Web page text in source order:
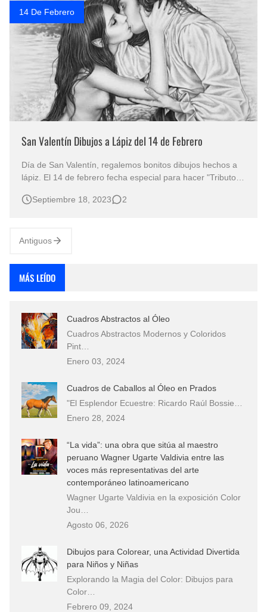
14 De Febrero
San Valentín Dibujos a Lápiz del 14 de Febrero
Día de San Valentín, regalemos bonitos dibujos hechos a
lápiz. El 14 de febrero fecha especial para hacer "Tributo al
las frases tiernas son algunas de las formas de demostrar
Septiembre 18, 2023 2
Antiguos
MÁS LEÍDO
Cuadros Abstractos al Óleo
Cuadros Abstractos Modernos y Coloridos
Pint…
Enero 03, 2024
Cuadros de Caballos al Óleo en Prados
"El Esplendor Ecuestre: Ricardo Raúl Bossie…
Enero 28, 2024
“La vida”: una obra que sitúa al maestro
peruano Wagner Ugarte Valdivia entre las
voces más representativas del arte
contemporáneo latinoamericano
Wagner Ugarte Valdivia en la exposición Color
Jou…
Agosto 06, 2026
Dibujos para Colorear, una Actividad Divertida
para Niños y Niñas
Explorando la Magia del Color: Dibujos para
Color…
Febrero 09, 2024